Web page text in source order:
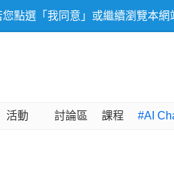
點選「我同意」或繼續瀏覽本網
活動 討論區 課程 #AI